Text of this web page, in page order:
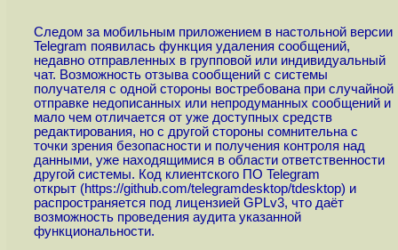
Следом за мобильным приложением в настольной версии
Telegram появилась функция удаления сообщений,
недавно отправленных в групповой или индивидуальный
чат. Возможность отзыва сообщений с системы
получателя с одной стороны востребована при случайной
отправке недописанных или непродуманных сообщений и
мало чем отличается от уже доступных средств
редактирования, но с другой стороны сомнительна с
точки зрения безопасности и получения контроля над
данными, уже находящимися в области ответственности
другой системы. Код клиентского ПО Telegram
открыт (https://github.com/telegramdesktop/tdesktop) и
распространяется под лицензией GPLv3, что даёт
возможность проведения аудита указанной
функциональности.